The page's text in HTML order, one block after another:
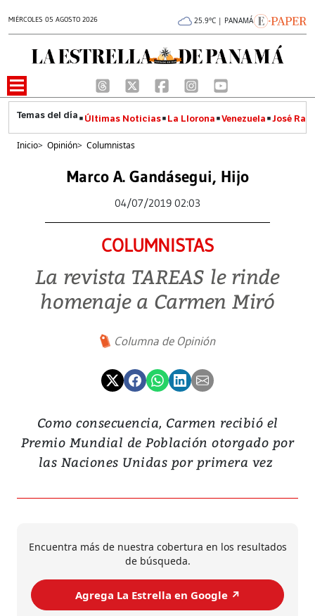
MIÉRCOLES 05 AGOSTO 2026 25.9°C | PANAMÁ
Últimas Noticias La Llorona Venezuela José
Inicio> Opinión> Columnistas
Marco A. Gandásegui, Hijo
04/07/2019 02:03
COLUMNISTAS
La revista TAREAS le rinde
homenaje a Carmen Miró
Columna de Opinión
Como consecuencia, Carmen recibió el
Premio Mundial de Población otorgado por
las Naciones Unidas por primera vez
Encuentra más de nuestra cobertura en los resultados
de búsqueda.
Agrega La Estrella en Google ↗️